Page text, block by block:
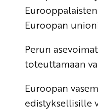
Euroopan
Perun
toteuttamaan
Euroopan
edistyksellisille